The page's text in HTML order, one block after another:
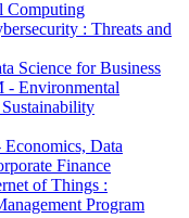
Computing
: Threats and
Science for Business
- Environmental
Data
Finance
of Things :
Program